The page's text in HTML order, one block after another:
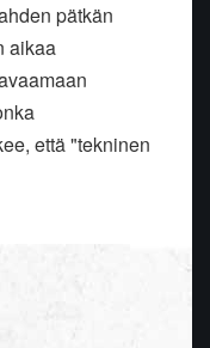
pätkän
aikaa
että "tekninen